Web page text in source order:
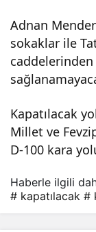
Adnan
sokaklar ile
caddelerinden
Kapatılacak
Millet ve
D-100 kara
cak
Haberle ilgili
# kapatılacak #